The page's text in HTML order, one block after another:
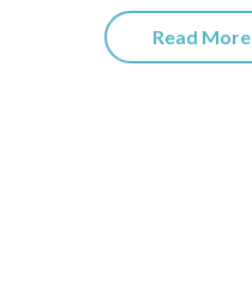
Read More